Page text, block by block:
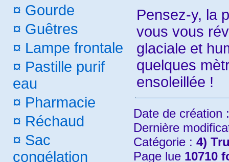
¤ Gourde
¤ Guêtres
¤ Lampe frontale
¤ Pastille purif
eau
¤ Pharmacie
¤ Réchaud
¤ Sac
congélation
Pensez-y, la
vous vous
glaciale et
quelques
ensoleillée !
Date de création
Dernière
Catégorie : 4)
Page lue 10710